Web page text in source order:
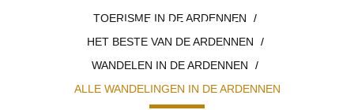
ARDENNEN
TOERISME IN DE ARDENNEN
HET BESTE VAN DE ARDENNEN
WANDELEN IN DE ARDENNEN
ALLE WANDELINGEN IN DE ARDENNEN